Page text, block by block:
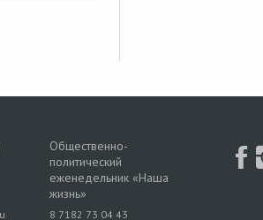
Общественно-
политический
еженедельник «Наша
жизнь»
8 7182 73 04 43